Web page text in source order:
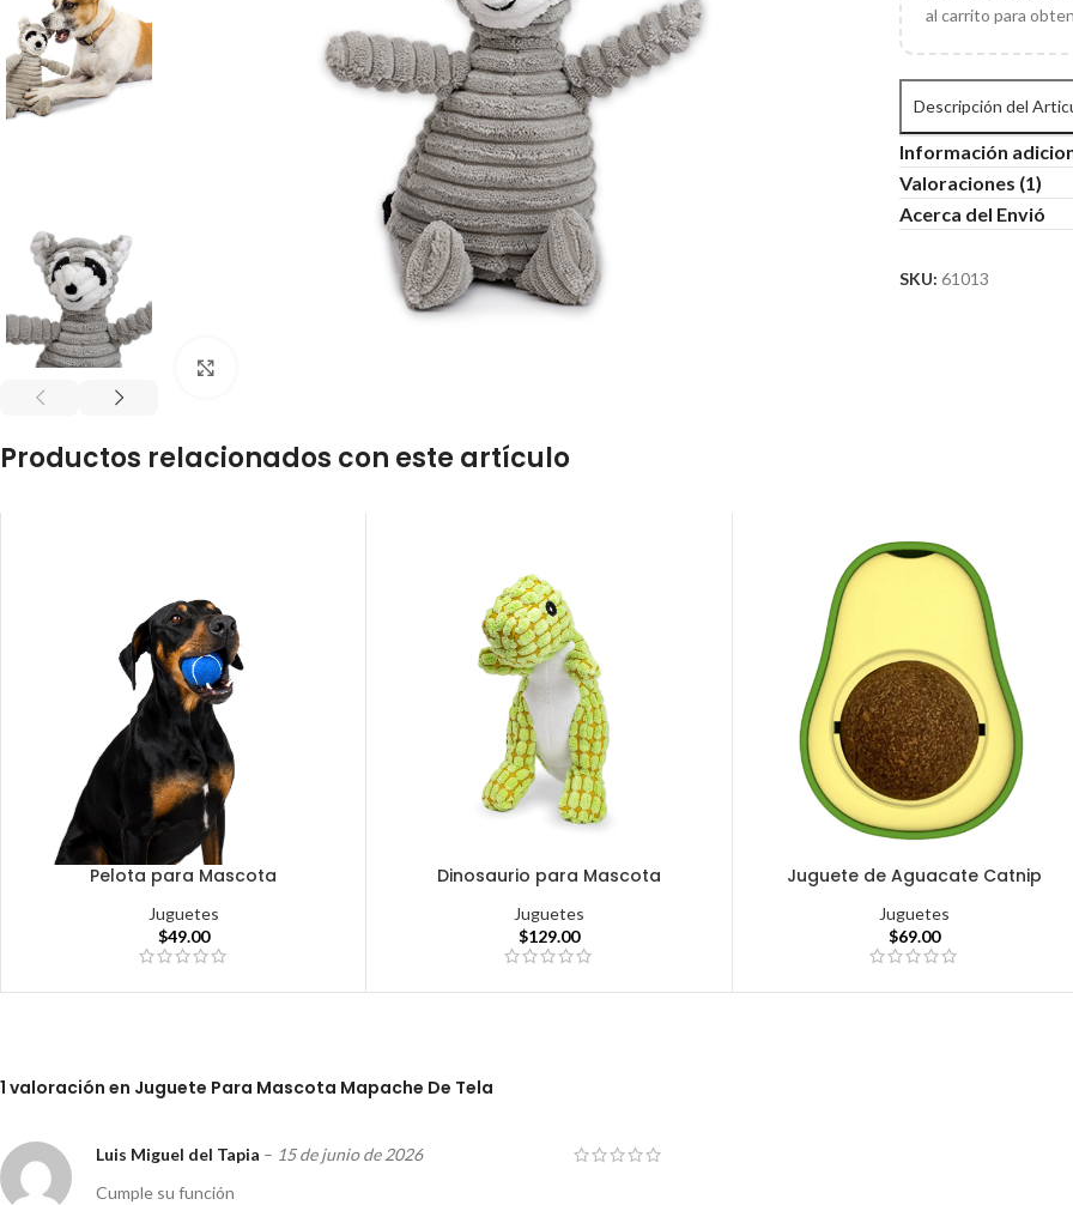
al carrito para
Descripción del
Información
Valoraciones (1)
Acerca del Envió
SKU:61013
Productos relacionados con este artículo
Pelota para Mascota
Juguetes
$49.00
Dinosaurio para Mascota
Juguetes
$129.00
Juguete de Aguacate Catnip
Juguetes
$69.00
1 valoración en Juguete Para Mascota Mapache De Tela
Luis Miguel del Tapia – 15 de junio de 2026
Cumple su función